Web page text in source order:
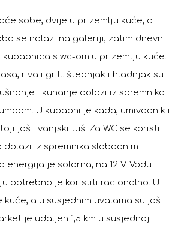
sobe, dvije u prizemlju kuće, a
se nalazi na galeriji, zatim dnevni
s wc-om u prizemlju kuće.
riva i grill. štednjak i hladnjak su
i kuhanje dolazi iz spremnika
U kupaoni je kada, umivaonik i
još i vanjski tuš. Za WC se koristi
dolazi iz spremnika slobodnim
energija je solarna, na 12 V. Vodu i
potrebno je koristiti racionalno. U
kuće, a u susjednim uvalama su još
je udaljen 1,5 km u susjednoj